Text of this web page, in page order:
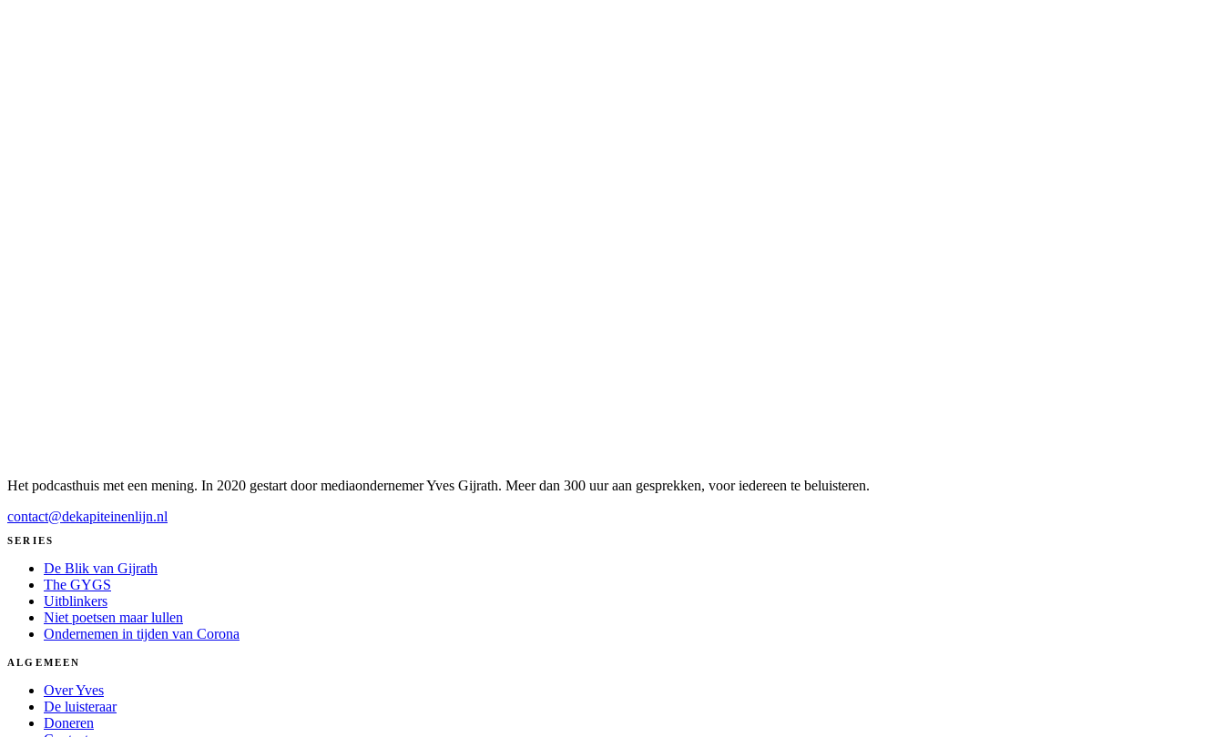
Het podcasthuis met een mening. In 2020 gestart door mediaondernemer Yves Gijrath. Meer dan 300 uur aan gesprekken, voor iedereen te beluisteren.
contact@dekapiteinenlijn.nl
SERIES
De Blik van Gijrath
The GYGS
Uitblinkers
Niet poetsen maar lullen
Ondernemen in tijden van Corona
ALGEMEEN
Over Yves
De luisteraar
Doneren